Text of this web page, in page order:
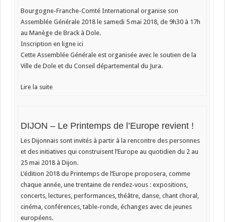
Bourgogne-Franche-Comté International organise son
Assemblée Générale 2018 le samedi 5 mai 2018, de 9h30 à 17h
au Manège de Brack à Dole.
Inscription en ligne ici
Cette Assemblée Générale est organisée avec le soutien de la
Ville de Dole et du Conseil départemental du Jura.
Lire la suite
DIJON – Le Printemps de l’Europe revient !
Les Dijonnais sont invités à partir à la rencontre des personnes
et des initiatives qui construisent l’Europe au quotidien du 2 au
25 mai 2018 à Dijon.
L’édition 2018 du Printemps de l’Europe proposera, comme
chaque année, une trentaine de rendez-vous : expositions,
concerts, lectures, performances, théâtre, danse, chant choral,
cinéma, conférences, table-ronde, échanges avec de jeunes
européens.